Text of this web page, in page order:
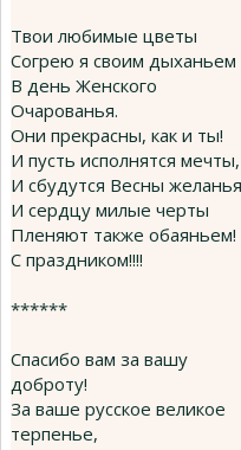
Твои любимые цветы
Согрею я своим дыханьем
В день Женского
Очарованья.
Они прекрасны, как и ты!
И пусть исполнятся мечты,
И сбудутся Весны
И сердцу милые черты
Пленяют также обаяньем!
С праздником!!!!
******
Спасибо вам за вашу
доброту!
За ваше русское великое
терпенье,